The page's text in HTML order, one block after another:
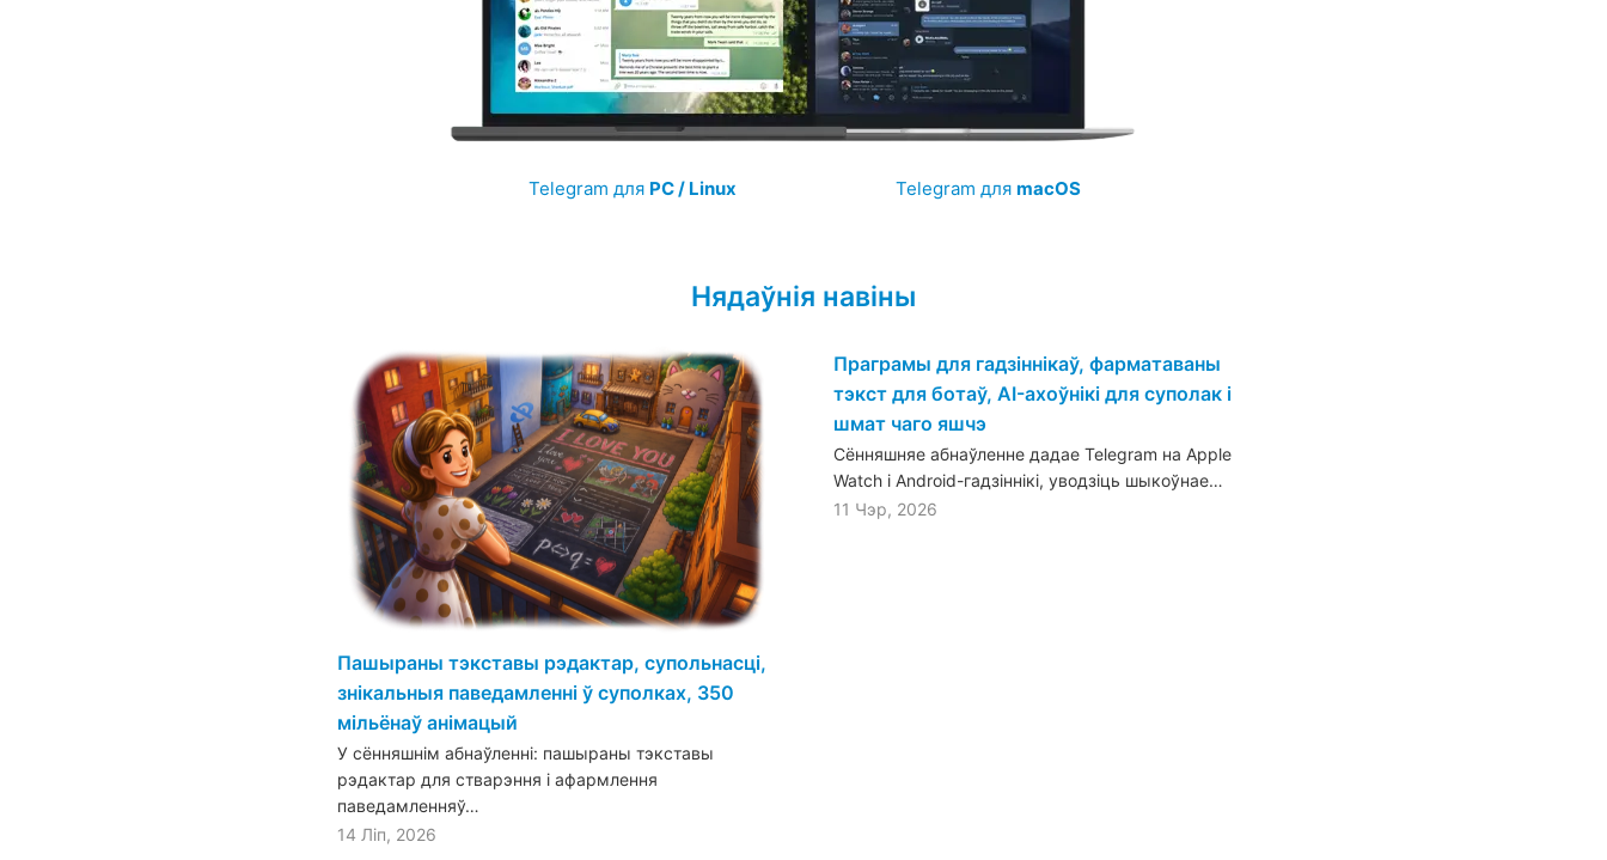
Telegram для PC / Linux Telegram дляmacOS
Нядаўнія навіны
Пашыраны тэкставы рэдактар, супольнасці,
знікальныя паведамленні ў суполках, 350
мільёнаў анімацый
У сённяшнім абнаўленні: пашыраны тэкставы
рэдактар для стварэння і афармлення
паведамленняў…
14 Ліп, 2026
Праграмы для гадзіннікаў, фарматаваны
тэкст для ботаў, AI-ахоўнікі для суполак і
шмат чаго яшчэ
Сённяшняе абнаўленне дадае Telegram на Apple
Watch і Android-гадзіннікі, уводзіць шыкоўнае…
11 Чэр, 2026